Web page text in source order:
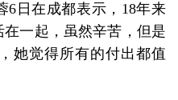
6日在成都表示，18年来
一起，虽然辛苦，但是
她觉得所有的付出都值